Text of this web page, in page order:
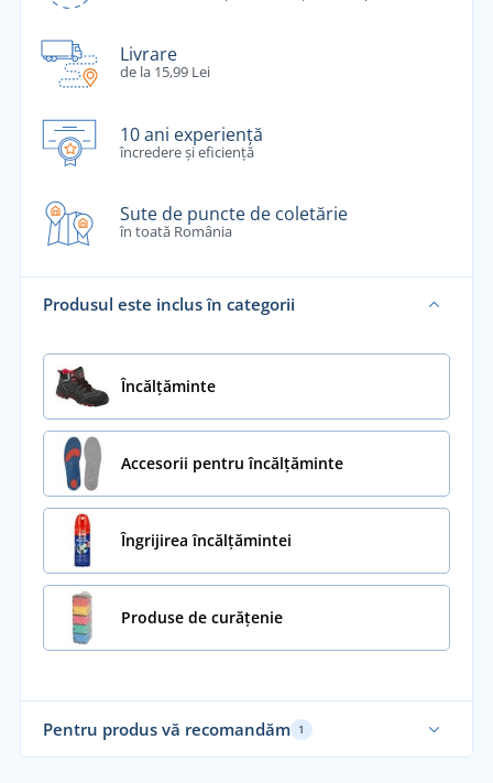
Livrare
de la 15,99 Lei
10 ani experiență
încredere și eficiență
Sute de puncte de coletărie
în toată România
Produsul este inclus în categorii
Încălţăminte
Accesorii pentru încălțăminte
Îngrijirea încălțămintei
Produse de curățenie
Pentru produs vă recomandăm 1